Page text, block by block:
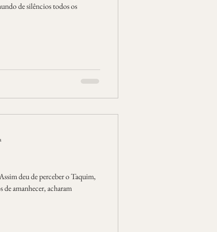
de silêncios todos os
deu de perceber o Taquim,
de amanhecer, acharam